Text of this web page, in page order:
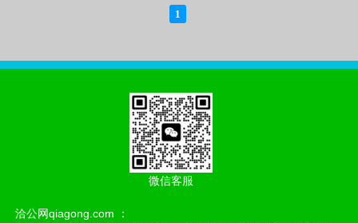
1
微信客服
洽公网qiagong.com ：